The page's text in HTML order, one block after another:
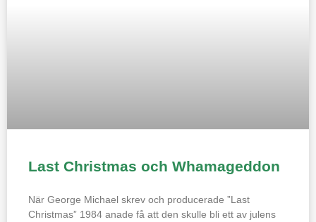
Last Christmas och Whamageddon
När George Michael skrev och producerade ”Last
Christmas” 1984 anade få att den skulle bli ett av julens